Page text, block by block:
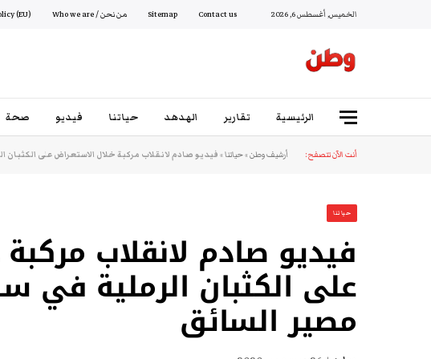
الخميس, أغسطس 6, 2026 Contact us
Sitemap من نحن / Who we are (EU)
الرئيسية تقارير الهدهد حياتنا فيديو صحة
أنت الآن تتصفح: أرشيف وطن»حياتنا»فيديو صادم لانقلاب مركبة خلال الاستعراض على
حياتنا
فيديو صادم لانقلاب
على الكثبان الرملية في
مصير السائق